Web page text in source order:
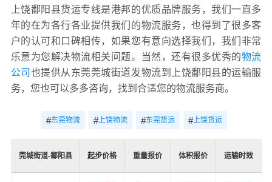
上饶鄱阳县货运专线是港邦的优质品牌服务，我们一直多
年的在为各行各业提供我们的物流服务，也得到了很多客
户的认可和口碑相传，如果您有意向选择我们，我们非常
乐意为您解决物流相关问题。当然，还有很多优秀的物流
公司 也提供从东莞莞城街道发物流到上饶鄱阳县的运输服
务，您也可以多多咨询，找到合适您的物流服务商。
#东莞物流 #上饶物流 #东莞货运 #上饶货运
莞城街道-鄱阳县 起步价格 重量报价 体积报价 运输时效